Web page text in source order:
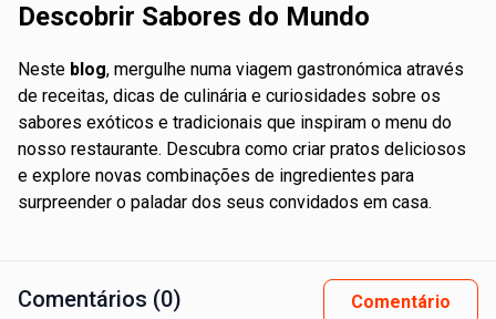
Descobrir Sabores do Mundo
Neste blog, mergulhe numa viagem gastronómica através
de receitas, dicas de culinária e curiosidades sobre os
sabores exóticos e tradicionais que inspiram o menu do
nosso restaurante. Descubra como criar pratos deliciosos
e explore novas combinações de ingredientes para
surpreender o paladar dos seus convidados em casa.
Comentários (0) Comentário